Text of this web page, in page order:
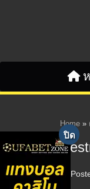
Home »